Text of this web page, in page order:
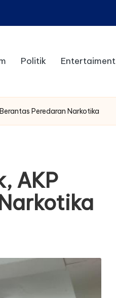
Politik Entertaiment
Peredaran Narkotika
AKP